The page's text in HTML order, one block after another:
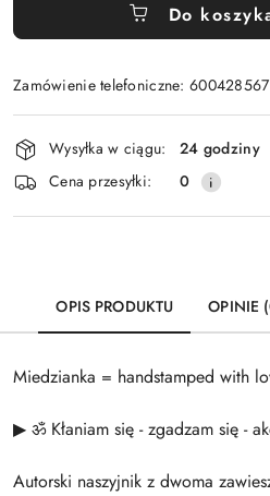
Do
Zamówienie telefoniczne: 600428567
Wyślij
Dostępność
i
dostawa
Wysyłka w ciągu:
24 godziny
Cena przesyłki:
0
OPIS PRODUKTU OPINIE
Miedzianka = handstamped with
▶ ॐ Kłaniam się - zgadzam się -
Autorski naszyjnik z dwoma